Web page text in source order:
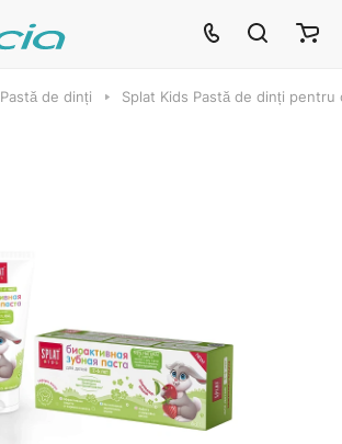
Pastă de dinți Splat Kids Pastă de dinți